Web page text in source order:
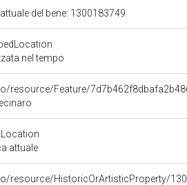
del bene: 1300183749
nel tempo
resource/Feature/
attuale
resource/HistoricOrArtisticProperty/